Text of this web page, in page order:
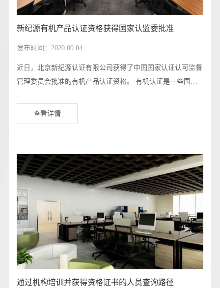
新纪源有机产品认证资格获得国家认监委批准
发布时间：2020.09.04
近日，北京新纪源认证有限公司获得了中国国家认证认可监督
管理委员会批准的有机产品认证资格。 有机认证是一些国家
国家认证认可监督管理委员会统一管理的认证形式之一。推行
有机产品认证的目的，是推
查看详情
通过机构培训并获得资格证书的人员查询路径